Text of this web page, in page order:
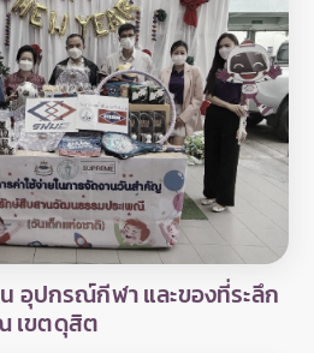
อุปกรณ์กีฬา และของที่ระลึก
เขตดุสิต